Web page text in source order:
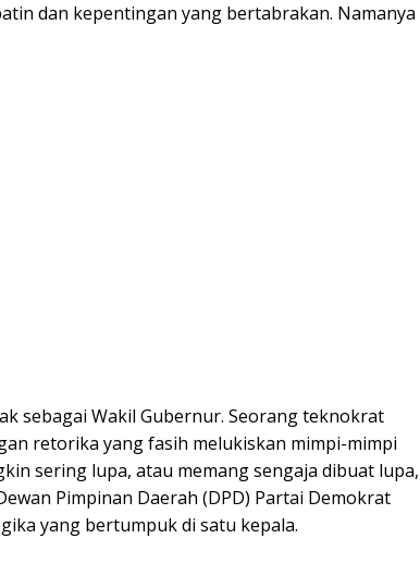
dan kepentingan yang bertabrakan. Namanya
sebagai Wakil Gubernur. Seorang teknokrat
retorika yang fasih melukiskan mimpi-mimpi
sering lupa, atau memang sengaja dibuat lupa,
Pimpinan Daerah (DPD) Partai Demokrat
yang bertumpuk di satu kepala.